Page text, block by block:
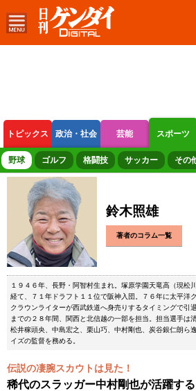
トピックス 政治・社会 芸能 スポーツ
ボートレース 競輪 オートレース
野球 ゴルフ 格闘技 サッカー その
鈴木照雄
著者のコラム一覧
１９４６年、長野・阿智村生まれ。塚原学園天竜高（現松
経て、７１年ドラフト１１位で阪神入団。７６年に太平洋
クラウンライターが西武鉄道へ身売りするタイミングで引
までの２８年間、関西と北信越の一部を担当。担当選手は
松井稼頭央、中島宏之、栗山巧、中村剛也、炭谷銀仁朗ら
イズの監督を務める。
伝説の凄腕スカウトは見た！
稀代のスラッガー中村剛也が活躍す